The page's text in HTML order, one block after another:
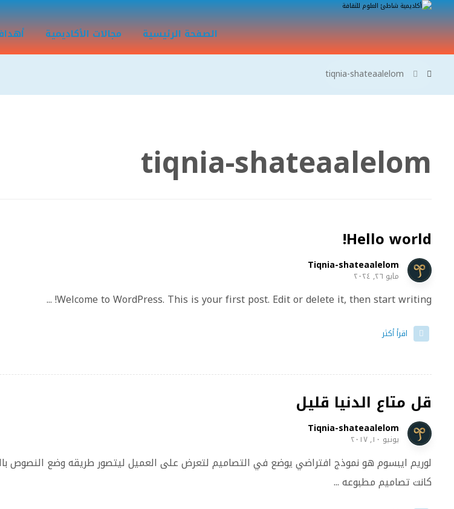
الصفحة الرئيسية مجالات الأكاديمية
tiqnia-shateaalelom
tiqnia-shateaalelom
Hello world!
Tiqnia-shateaalelom
مايو ٢٦, ٢٠٢٤
Welcome to WordPress. This is your first post. Edit or delete it, then start writing! ...
اقرأ أكثر
قل متاع الدنيا قليل
Tiqnia-shateaalelom
يونيو ١٠, ٢٠١٧
لوريم ايبسوم هو نموذج افتراضي يوضع في التصاميم لتعرض على العميل ليتصور طريقه وضع النصوص
كانت تصاميم مطبوعه ...